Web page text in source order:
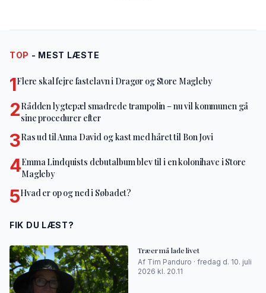
TOP - MEST LÆSTE
1Flere skal fejre fastelavn i Dragør og Store Magleby
2Rådden lygtepæl smadrede trampolin – nu vil kommunen gå
sine procedurer efter
3Ras ud til Anna David og kast med håret til Bon Jovi
4Emma Lindquists debutalbum blev til i en kolonihave i Store
Magleby
5Hvad er op og ned i Søbadet?
FIK DU LÆST?
Træer må lade livet
Af Tim Panduro · fredag d. 10. juli
2026 kl. 20.11